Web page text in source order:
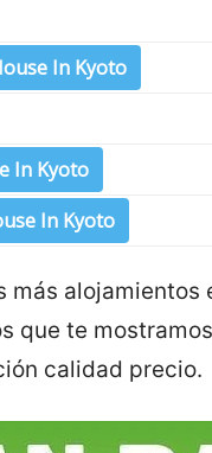
In Kyoto
In Kyoto
In Kyoto
más
que te
calidad precio.